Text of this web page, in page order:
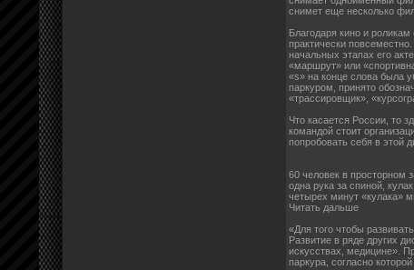
снимет еще несколько
Благодаря кино и
практически
начальных этапах его
«маршрут» или
«s» на конце слова была
паркуром, принято
«трассировщик»,
Что касается России, то
командой стоит
попробовать себя в этой
60 человек в просторном
одна рука за спиной,
четырех минут «кулака»
Читать дальшe
«Для того чтобы
Развитие в ряде других
искусствах, медицине».
паркура, согласно